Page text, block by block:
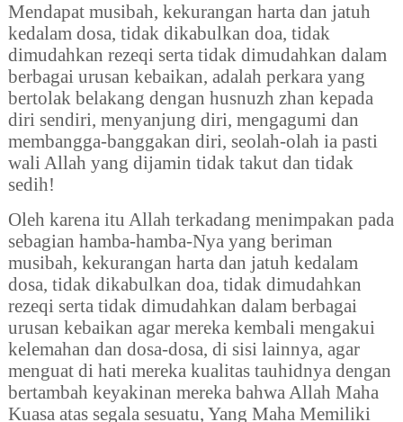
Mendapat musibah, kekurangan harta dan jatuh
kedalam dosa, tidak dikabulkan doa, tidak
dimudahkan rezeqi serta tidak dimudahkan dalam
berbagai urusan kebaikan, adalah perkara yang
bertolak belakang dengan husnuzh zhan kepada
diri sendiri, menyanjung diri, mengagumi dan
membangga-banggakan diri, seolah-olah ia pasti
wali Allah yang dijamin tidak takut dan tidak
sedih!
Oleh karena itu Allah terkadang menimpakan pada
sebagian hamba-hamba-Nya yang beriman
musibah, kekurangan harta dan jatuh kedalam
dosa, tidak dikabulkan doa, tidak dimudahkan
rezeqi serta tidak dimudahkan dalam berbagai
urusan kebaikan agar mereka kembali mengakui
kelemahan dan dosa-dosa, di sisi lainnya, agar
menguat di hati mereka kualitas tauhidnya dengan
bertambah keyakinan mereka bahwa Allah Maha
Kuasa atas segala sesuatu, Yang Maha Memiliki